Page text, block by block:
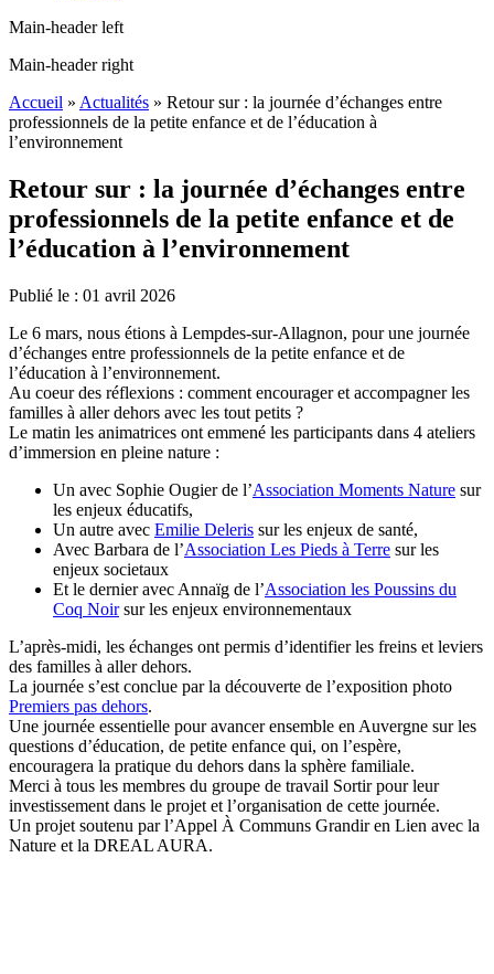
Main-header left
Main-header right
Accueil » Actualités » Retour sur : la journée d’échanges entre
professionnels de la petite enfance et de l’éducation à
l’environnement
Retour sur : la journée d’échanges entre
professionnels de la petite enfance et de
l’éducation à l’environnement
Publié le : 01 avril 2026
Le 6 mars, nous étions à Lempdes-sur-Allagnon, pour une journée
d’échanges entre professionnels de la petite enfance et de
l’éducation à l’environnement.
Au coeur des réflexions : comment encourager et accompagner les
familles à aller dehors avec les tout petits ?
Le matin les animatrices ont emmené les participants dans 4 ateliers
d’immersion en pleine nature :
Un avec Sophie Ougierde l’Association Moments Nature sur
les enjeux éducatifs,
Un autre avec Emilie Deleris sur les enjeux de santé,
Avec Barbara de l’Association Les Pieds à Terre sur les
enjeux societaux
Et le dernier avec Annaïg de l’Association les Poussins du
Coq Noirsur les enjeux environnementaux
L’après-midi, les échanges ont permis d’identifier les freins et leviers
des familles à aller dehors.
La journée s’est conclue par la découverte de l’exposition photo
Premiers pas dehors.
Une journée essentielle pour avancer ensemble en Auvergne sur les
questions d’éducation, de petite enfance qui, on l’espère,
encouragera la pratique du dehors dans la sphère familiale.
Merci à tous les membres du groupe de travail Sortir pour leur
investissement dans le projet et l’organisation de cette journée.
Un projet soutenu par l’Appel À Communs Grandir en Lien avec la
Nature et la DREAL AURA.